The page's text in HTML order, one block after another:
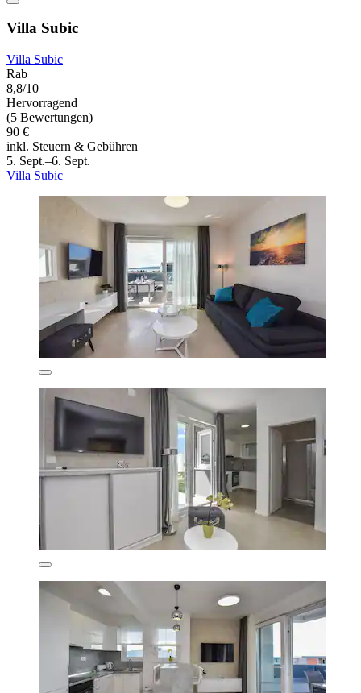
Villa Subic
Villa Subic
Rab
8,8/10
Hervorragend
(5 Bewertungen)
90 €
inkl. Steuern & Gebühren
5. Sept.–6. Sept.
Villa Subic